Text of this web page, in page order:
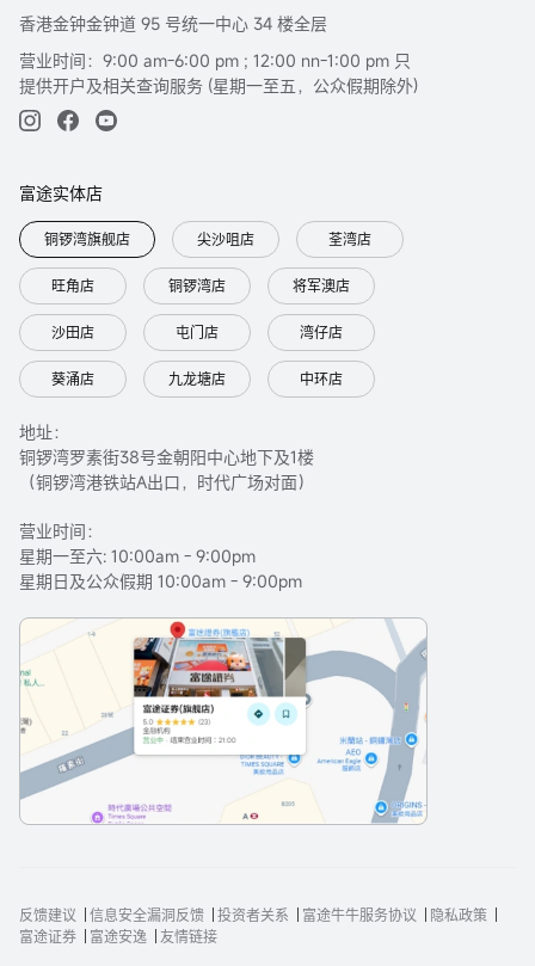
香港金钟金钟道 95 号统一中心 34 楼全层
营业时间：9:00 am-6:00 pm ; 12:00 nn-1:00 pm 只
提供开户及相关查询服务 (星期一至五，公众假期除外)
富途实体店
铜锣湾旗舰店 尖沙咀店 荃湾店
旺角店 铜锣湾店 将军澳店
沙田店 屯门店 湾仔店
葵涌店 九龙塘店 中环店
地址：
铜锣湾罗素街38号金朝阳中心地下及1楼
（铜锣湾港铁站A出口，时代广场对面）
营业时间：
星期一至六: 10:00am - 9:00pm
星期日及公众假期 10:00am - 9:00pm
反馈建议 信息安全漏洞反馈 投资者关系 富途牛牛服务协议
隐私政策
富途证券
富途安逸 友情链接